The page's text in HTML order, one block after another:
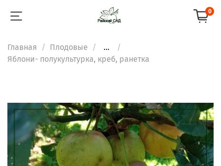
0
Главная Плодовые
...
Яблони- полукультурка, креб, ранетка